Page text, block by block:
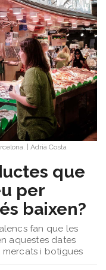
| Adrià Costa
que
per
baixen?
fan que les
aquestes dates
i botigues